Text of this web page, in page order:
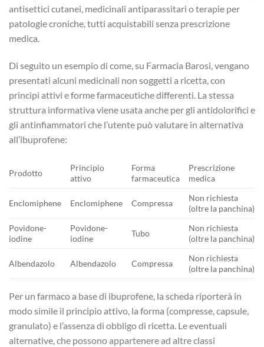
antisettici cutanei, medicinali antiparassitari o terapie per
patologie croniche, tutti acquistabili senza prescrizione
medica.
Di seguito un esempio di come, su Farmacia Barosi, vengano
presentati alcuni medicinali non soggetti a ricetta, con
principi attivi e forme farmaceutiche differenti. La stessa
struttura informativa viene usata anche per gli antidolorifici e
gli antinfiammatori che l’utente può valutare in alternativa
all’ibuprofene:
Prodotto
Principio
attivo
Forma
farmaceutica
Prescrizione
medica
Enclomiphene Enclomiphene Compressa
Non richiesta
(oltre la panchina)
Povidone-
iodine
Povidone-
iodine
Tubo
Non richiesta
(oltre la panchina)
Albendazolo Albendazolo Compressa
Non richiesta
(oltre la panchina)
Per un farmaco a base di ibuprofene, la scheda riporterà in
modo simile il principio attivo, la forma (compresse, capsule,
granulato) e l’assenza di obbligo di ricetta. Le eventuali
alternative, che possono appartenere ad altre classi